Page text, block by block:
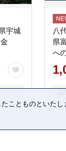
宇城
八
県
へ
ことものといたし